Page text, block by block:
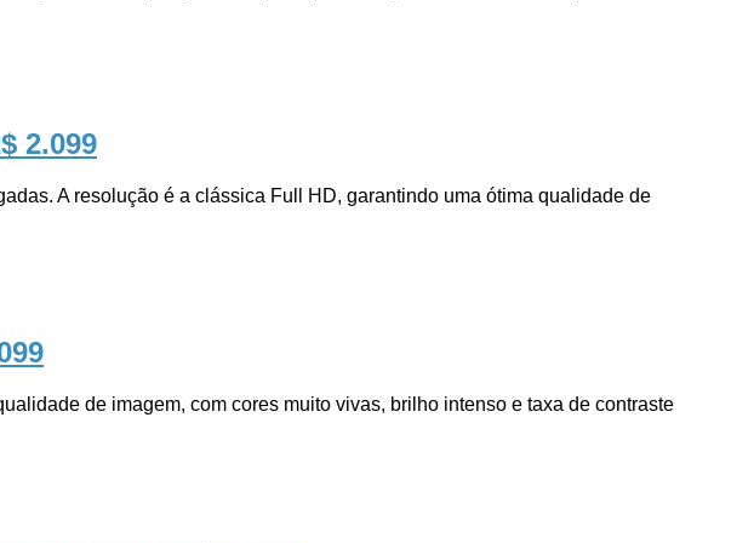
2.099
A resolução é a clássica Full HD, garantindo uma ótima qualidade de
de imagem, com cores muito vivas, brilho intenso e taxa de contraste